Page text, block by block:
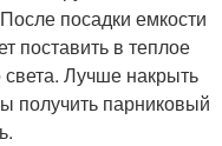
посадки емкости
поставить в теплое
света. Лучше накрыть
получить парниковый